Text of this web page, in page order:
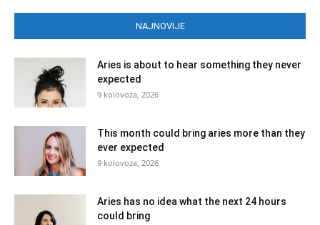
NAJNOVIJE
Aries is about to hear something they never
expected
9 kolovoza, 2026
This month could bring aries more than they
ever expected
9 kolovoza, 2026
Aries has no idea what the next 24 hours
could bring